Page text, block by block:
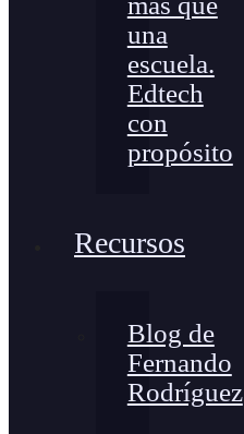
una
escuela.
Edtech
con
propósito
Recursos
Blog de
Fernando
Rodríguez